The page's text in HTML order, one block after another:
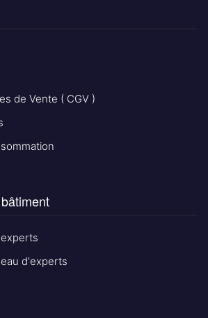
de Vente ( CGV )
d'experts